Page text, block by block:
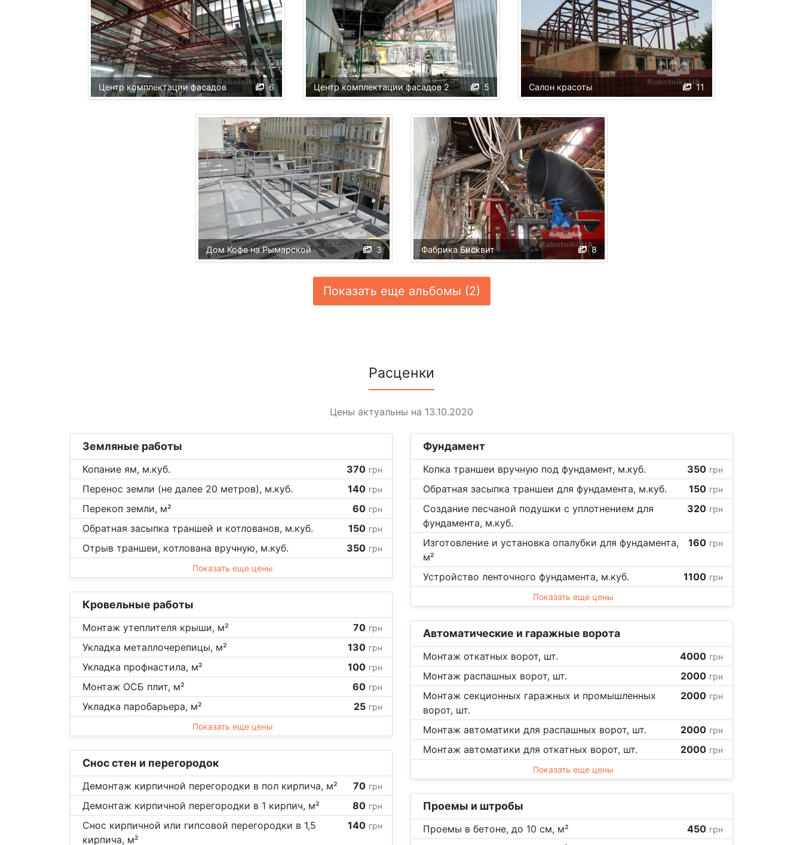
6
Центр комплектации фасадов 5
Центр комплектации фасадов 2 11
Салон красоты
3
Дом Кофе на Рымарской 8
Фабрика Бисквит
Показать еще альбомы (2)
Расценки
Цены актуальны на 13.10.2020
Земляные работы
Копание ям, м.куб. 370 грн
Перенос земли (не далее 20 метров), м.куб. 140 грн
Перекоп земли, м² 60 грн
Обратная засыпка траншей и котлованов, м.куб. 150 грн
Отрыв траншеи, котлована вручную, м.куб. 350 грн
Показать еще цены
Кровельные работы
Монтаж утеплителя крыши, м² 70 грн
Укладка металлочерепицы, м² 130 грн
Укладка профнастила, м² 100 грн
Монтаж ОСБ плит, м² 60 грн
Укладка паробарьера, м² 25 грн
Показать еще цены
Снос стен и перегородок
Демонтаж кирпичной перегородки в пол кирпича, м² 70 грн
Демонтаж кирпичной перегородки в 1 кирпич, м² 80 грн
Снос кирпичной или гипсовой перегородки в 1,5
кирпича, м²
140 грн
Фундамент
Копка траншеи вручную под фундамент, м.куб. 350 грн
Обратная засыпка траншеи для фундамента, м.куб. 150 грн
Создание песчаной подушки с уплотнением для
фундамента, м.куб.
320 грн
Изготовление и установка опалубки для фундамента,
м²
160 грн
Устройство ленточного фундамента, м.куб. 1100 грн
Показать еще цены
Автоматические и гаражные ворота
Монтаж откатных ворот, шт. 4000 грн
Монтаж распашных ворот, шт. 2000 грн
Монтаж секционных гаражных и промышленных
ворот, шт.
2000 грн
Монтаж автоматики для распашных ворот, шт. 2000 грн
Монтаж автоматики для откатных ворот, шт. 2000 грн
Показать еще цены
Проемы и штробы
Проемы в бетоне, до 10 см, м² 450 грн